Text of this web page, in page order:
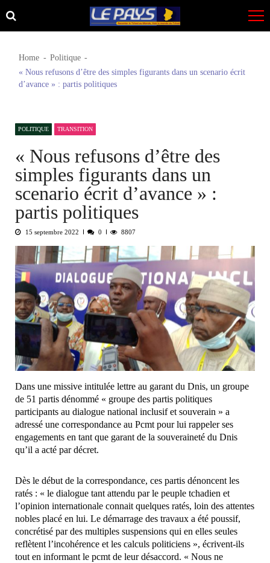
Skip
to
Skip
to
Home
Politique
« Nous refusons d’être des simples figurants dans un scenario écrit
d’avance » : partis politiques
POLITIQUE TRANSITION
« Nous refusons d’être des
simples figurants dans un
scenario écrit d’avance » :
partis politiques
15 septembre 2022 0 8807
Dans une missive intitulée lettre au garant du Dnis, un groupe
de 51 partis dénommé « groupe des partis politiques
participants au dialogue national inclusif et souverain » a
adressé une correspondance au Pcmt pour lui rappeler ses
engagements en tant que garant de la souveraineté du Dnis
qu’il a acté par décret.
Dès le début de la correspondance, ces partis dénoncent les
ratés : « le dialogue tant attendu par le peuple tchadien et
l’opinion internationale connait quelques ratés, loin des attentes
nobles placé en lui. Le démarrage des travaux a été poussif,
concrétisé par des multiples suspensions qui en elles seules
reflètent l’incohérence et les calculs politiciens », écrivent-ils
tout en informant le pcmt de leur désaccord. « Nous ne